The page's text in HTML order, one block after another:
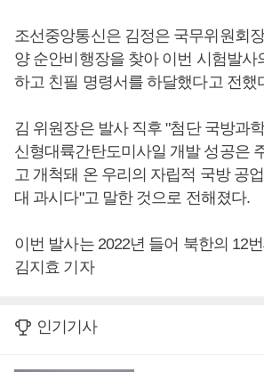
조선중앙통신은 김정은 국무위원회
양 순안비행장을 찾아 이번 시험발사
하고 친필 명령서를 하달했다고 전했
김 위원장은 발사 직후 "첨단 국방과
신형대륙간탄도미사일 개발 성공은
고 개척돼 온 우리의 자립적 국방 공
대 과시다"고 말한 것으로 전해졌다.
이번 발사는 2022년 들어 북한의 12
김지효 기자
인기기사